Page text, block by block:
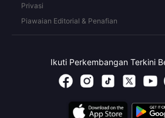
Privasi
Piawaian Editorial & Penafian
Ikuti Perkembangan Terkini